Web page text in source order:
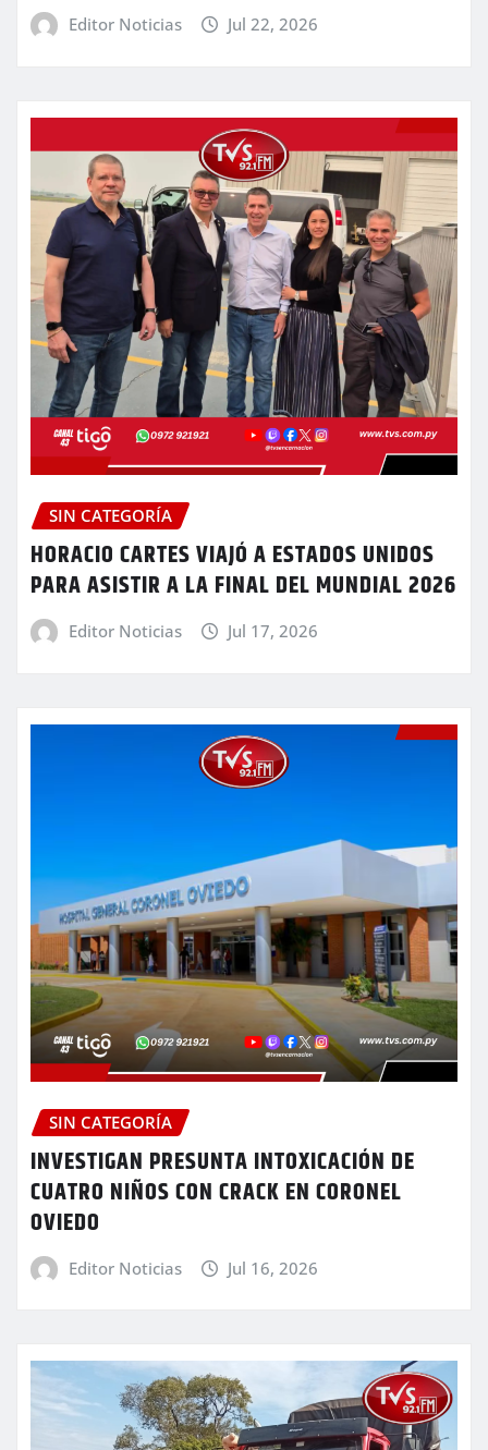
Editor Noticias Jul 22, 2026
SIN CATEGORÍA
HORACIO CARTES VIAJÓ A ESTADOS UNIDOS
PARA ASISTIR A LA FINAL DEL MUNDIAL 2026
Editor Noticias Jul 17, 2026
SIN CATEGORÍA
INVESTIGAN PRESUNTA INTOXICACIÓN DE
CUATRO NIÑOS CON CRACK EN CORONEL
OVIEDO
Editor Noticias Jul 16, 2026